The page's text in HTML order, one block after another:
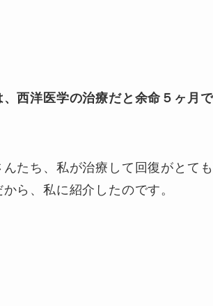
、西洋医学の治療だと余命５ヶ月で
たち、私が治療して回復がとても
ら、私に紹介したのです。